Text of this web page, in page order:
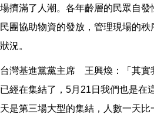
場擠滿了人潮。各年齡層的民眾自
民團協助物資的發放，管理現場的
狀況。
台灣基進黨黨主席 王興煥：「其實
已經在集結了，5月21日我們也是在
天是第三場大型的集結，人數一天比